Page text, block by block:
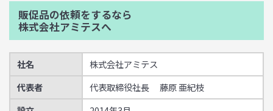
販促品の依頼をするなら
株式会社アミテスへ
社名
株式会社アミテス
代表者
代表取締役社長 藤原 亜紀枝